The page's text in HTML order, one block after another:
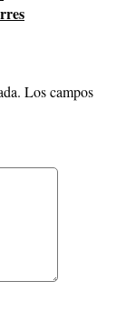
Los campos